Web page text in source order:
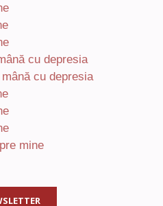
cu depresia
mână cu depresia
mine